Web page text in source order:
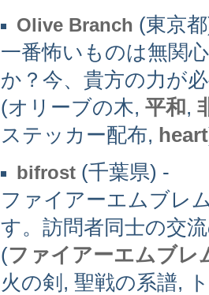
Olive Branch (東京
一番怖いものは無関
か？今、貴方の力が
(オリーブの木, 平和,
ステッカー配布, heart
bifrost (千葉県) -
ファイアーエムブレ
す。訪問者同士の交
(ファイアーエムブレ
火の剣, 聖戦の系譜,